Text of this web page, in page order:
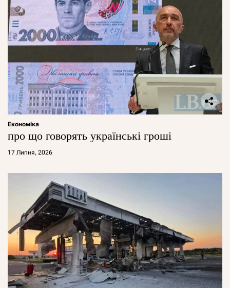
Економіка
про що говорять українські гроші
17 Липня, 2026